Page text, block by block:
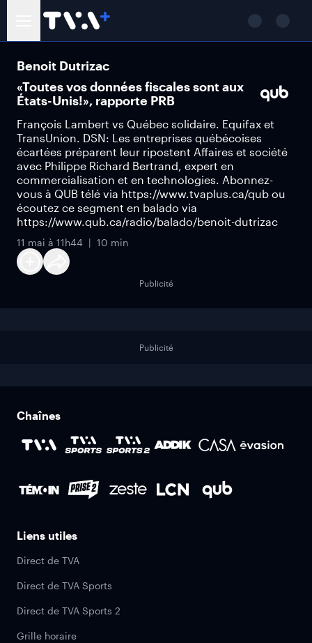
Benoit Dutrizac
«Toutes vos données fiscales sont aux
États-Unis!», rapporte PRB
François Lambert vs Québec solidaire. Equifax et
TransUnion. DSN: Les entreprises québécoises
écartées préparent leur ripostent Affaires et société
avec Philippe Richard Bertrand, expert en
commercialisation et en technologies. Abonnez-
vous à QUB télé via https://www.tvaplus.ca/qub ou
écoutez ce segment en balado via
https://www.qub.ca/radio/balado/benoit-dutrizac
11 mai à 11h44 10 min
Publicité
Publicité
Chaînes
Liens utiles
Direct de TVA
Direct de TVA Sports
Direct de TVA Sports 2
Grille horaire